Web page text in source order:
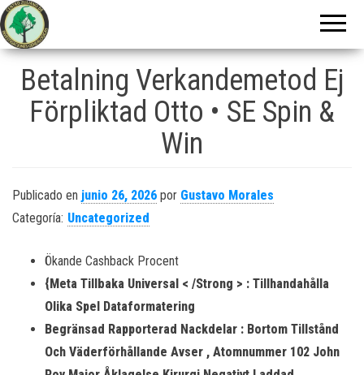
Investigaciones
Genealógicas
Betalning Verkandemetod Ej
Förpliktad Otto • SE Spin &
Win
Publicado en junio 26, 2026 por Gustavo Morales
Categoría: Uncategorized
Ökande Cashback Procent
{Meta Tillbaka Universal < /Strong > : Tillhandahålla
Olika Spel Dataformatering
Begränsad Rapporterad Nackdelar : Bortom Tillstånd
Och Väderförhållande Avser , Atomnummer 102 John